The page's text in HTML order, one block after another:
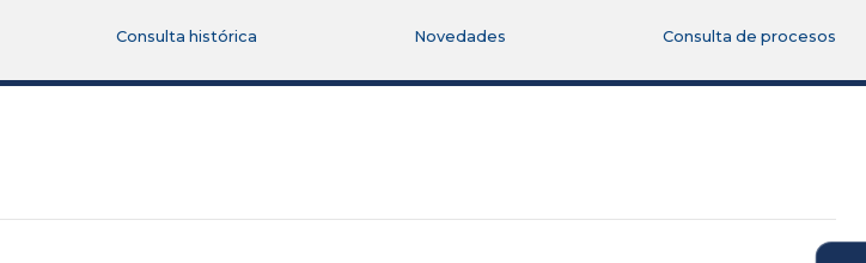
Consulta histórica Novedades Consulta de procesos